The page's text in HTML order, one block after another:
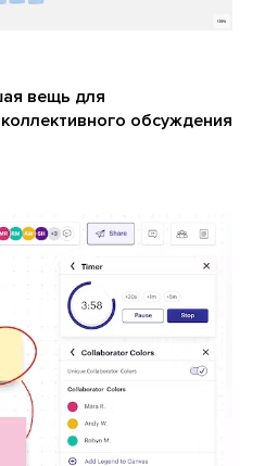
вещь для
обсуждения